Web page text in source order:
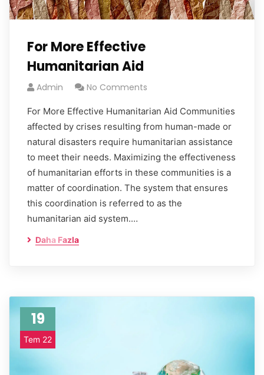
For More Effective
Humanitarian Aid
Admin No Comments
For More Effective Humanitarian Aid Communities
affected by crises resulting from human-made or
natural disasters require humanitarian assistance
to meet their needs. Maximizing the effectiveness
of humanitarian efforts in these communities is a
matter of coordination. The system that ensures
this coordination is referred to as the
humanitarian aid system.…
Daha Fazla
19
Tem 22